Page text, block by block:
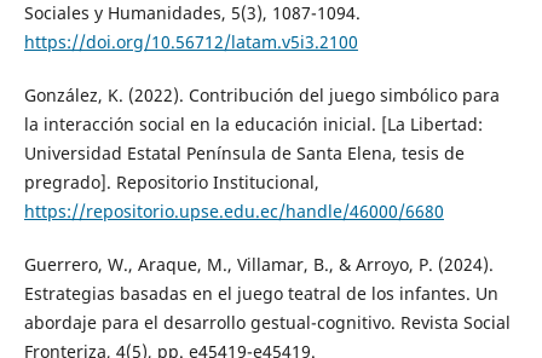
Sociales y Humanidades, 5(3), 1087-1094.
https://doi.org/10.56712/latam.v5i3.2100
González, K. (2022). Contribución del juego simbólico para
la interacción social en la educación inicial. [La Libertad:
Universidad Estatal Península de Santa Elena, tesis de
pregrado]. Repositorio Institucional,
https://repositorio.upse.edu.ec/handle/46000/6680
Guerrero, W., Araque, M., Villamar, B., & Arroyo, P. (2024).
Estrategias basadas en el juego teatral de los infantes. Un
abordaje para el desarrollo gestual-cognitivo. Revista Social
Fronteriza, 4(5), pp. e45419-e45419.